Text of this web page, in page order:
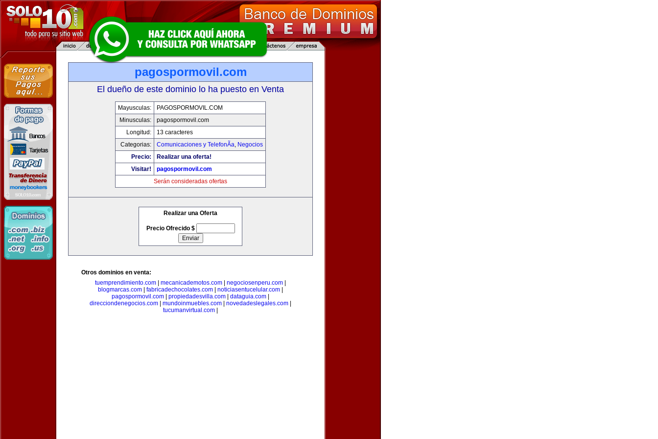
pagospormovil.com
El dueño de este dominio lo ha puesto en Venta
Mayusculas:
PAGOSPORMOVIL.COM
Minusculas:
pagospormovil.com
Longitud:
13 caracteres
Categorias:
Comunicaciones y TelefonÃ­a, Negocios
Precio:
Realizar una oferta!
Visitar!
pagospormovil.com
Serán consideradas ofertas
Realizar una Oferta
Precio Ofrecido $
Otros dominios en venta:
tuemprendimiento.com
mecanicademotos.com negociosenperu.com
blogmarcas.com
fabricadechocolates.com noticiasentucelular.com
pagospormovil.com
propiedadesvilla.com dataguia.com
direcciondenegocios.com
mundoinmuebles.com novedadeslegales.com
tucumanvirtual.com